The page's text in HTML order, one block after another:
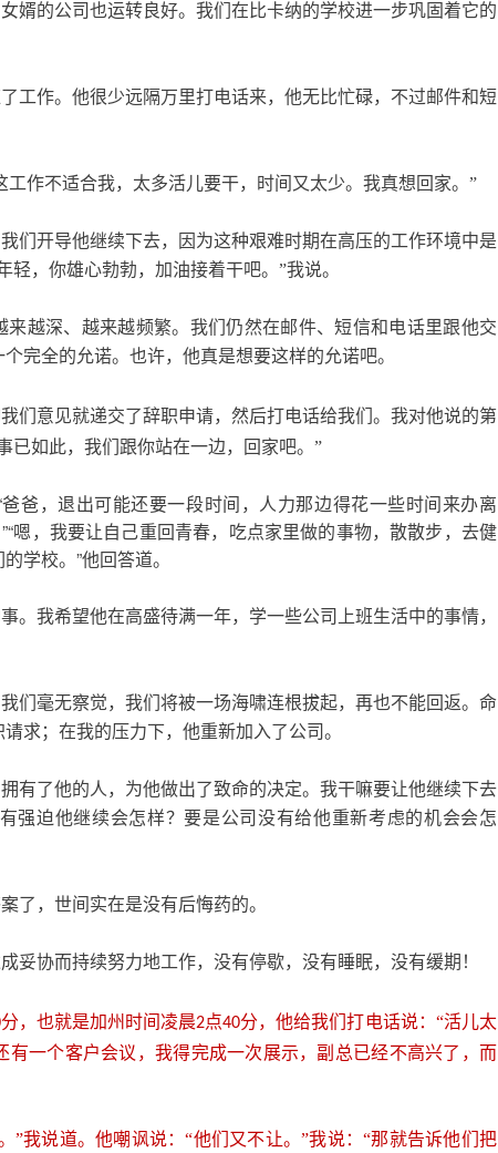
的公司也运转良好。我们在比卡纳的学校进一步巩固着它的
作。他很少远隔万里打电话来，他无比忙碌，不过邮件和短
作不适合我，太多活儿要干，时间又太少。我真想回家。”
开导他继续下去，因为这种艰难时期在高压的工作环境中是
，你雄心勃勃，加油接着干吧。”我说。
越深、越来越频繁。我们仍然在邮件、短信和电话里跟他交
完全的允诺。也许，他真是想要这样的允诺吧。
们意见就递交了辞职申请，然后打电话给我们。我对他说的第
已如此，我们跟你站在一边，回家吧。”
，退出可能还要一段时间，人力那边得花一些时间来办离
嗯，我要让自己重回青春，吃点家里做的事物，散散步，去健
学校。”他回答道。
我希望他在高盛待满一年，学一些公司上班生活中的事情，
毫无察觉，我们将被一场海啸连根拔起，再也不能回返。命
求；在我的压力下，他重新加入了公司。
了他的人，为他做出了致命的决定。我干嘛要让他继续下去
强迫他继续会怎样？要是公司没有给他重新考虑的机会会怎
，世间实在是没有后悔药的。
协而持续努力地工作，没有停歇，没有睡眠，没有缓期！
分，也就是加州时间凌晨2点40分，他给我们打电话说：“活儿太
有一个客户会议，我得完成一次展示，副总已经不高兴了，而
说道。他嘲讽说：“他们又不让。”我说：“那就告诉他们把